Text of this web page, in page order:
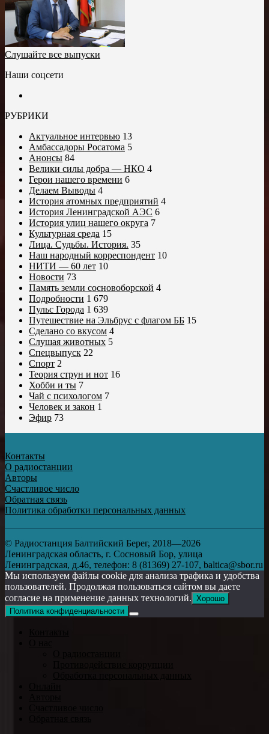
Слушайте все выпуски
Наши соцсети
РУБРИКИ
Актуальное интервью 13
Амбассадоры Росатома 5
Анонсы 84
Велики силы добра — НКО 4
Герои нашего времени 6
Делаем Выводы 4
История атомных предприятий 4
История Ленинградской АЭС 6
История улиц нашего округа 7
Культурная среда 15
Лица. Судьбы. История. 35
Наш народный корреспондент 10
НИТИ — 60 лет 10
Новости 73
Память земли сосновоборской 4
Подробности 1 679
Пульс Города 1 639
Путешествие на Эльбрус с флагом ББ 15
Сделано со вкусом 4
Слушая животных 5
Спецвыпуск 22
Спорт 2
Теория струн и нот 16
Хобби и ты 7
Чай с психологом 7
Человек и закон 1
Эфир 73
Контакты
О радиостанции
Авторы
Счастливое число
Обратная связь
Политика обработки персональных данных
© Радиостанция Балтийский Берег, 2018—2026
Ленинградская область, г. Сосновый Бор, улица
Ленинградская, д.46, телефон: 8 (81369) 27-107, baltica@sbor.ru
Мы используем файлы cookie для анализа трафика и удобства
пользователей. Продолжая пользоваться сайтом вы даете
согласие на применение данных технологий. Хорошо
Политика конфиденциальности